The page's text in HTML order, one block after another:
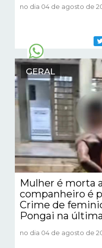
no dia 04 de agosto de
GERAL
Mulher é morta
companheiro é
Crime de
Pongai na
no dia 04 de agosto de